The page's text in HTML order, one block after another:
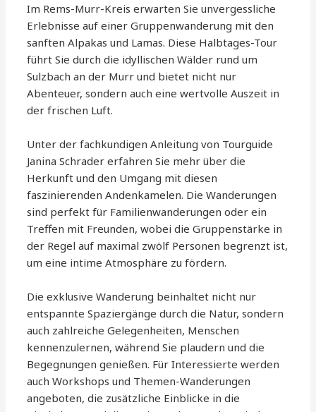
Im Rems-Murr-Kreis erwarten Sie unvergessliche
Erlebnisse auf einer Gruppenwanderung mit den
sanften Alpakas und Lamas. Diese Halbtages-Tour
führt Sie durch die idyllischen Wälder rund um
Sulzbach an der Murr und bietet nicht nur
Abenteuer, sondern auch eine wertvolle Auszeit in
der frischen Luft.
Unter der fachkundigen Anleitung von Tourguide
Janina Schrader erfahren Sie mehr über die
Herkunft und den Umgang mit diesen
faszinierenden Andenkamelen. Die Wanderungen
sind perfekt für Familienwanderungen oder ein
Treffen mit Freunden, wobei die Gruppenstärke in
der Regel auf maximal zwölf Personen begrenzt ist,
um eine intime Atmosphäre zu fördern.
Die exklusive Wanderung beinhaltet nicht nur
entspannte Spaziergänge durch die Natur, sondern
auch zahlreiche Gelegenheiten, Menschen
kennenzulernen, während Sie plaudern und die
Begegnungen genießen. Für Interessierte werden
auch Workshops und Themen-Wanderungen
angeboten, die zusätzliche Einblicke in die